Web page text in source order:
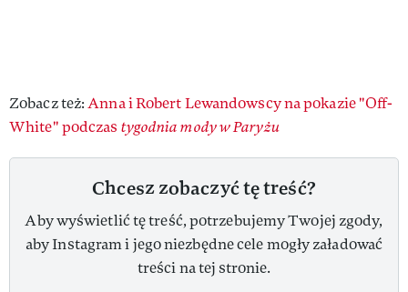
Zobacz też:Anna i Robert Lewandowscy na pokazie "Off-
White" podczas tygodnia mody w Paryżu
Chcesz zobaczyć tę treść?
Aby wyświetlić tę treść, potrzebujemy Twojej zgody,
aby Instagram i jego niezbędne cele mogły załadować
treści na tej stronie.